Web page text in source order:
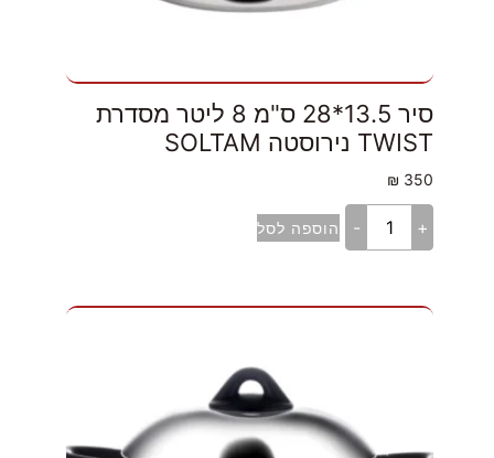
סיר 13.5*28 ס"מ 8 ליטר מסדרת
TWIST נירוסטה SOLTAM
350
₪
+
- הוספה לסל